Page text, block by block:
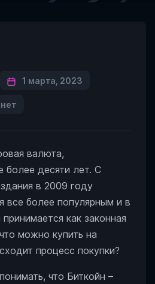
1 марта, 2023
к
за
биткоин?
нет
валюта,
десяти лет. С
в 2009 году
все более популярным и в
как законная
можно купить на
процесс покупки?
что Биткойн –